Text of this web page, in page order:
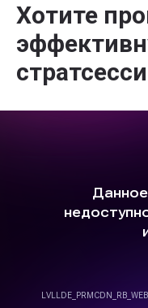
Хотите
Согласие на
Политики